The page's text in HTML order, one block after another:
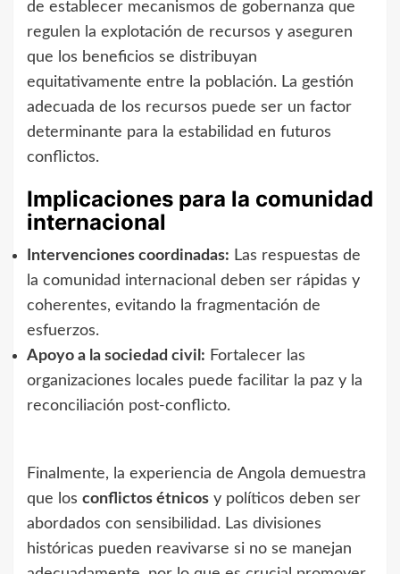
de establecer mecanismos de gobernanza que
regulen la explotación de recursos y aseguren
que los beneficios se distribuyan
equitativamente entre la población. La gestión
adecuada de los recursos puede ser un factor
determinante para la estabilidad en futuros
conflictos.
Implicaciones para la comunidad
internacional
Intervenciones coordinadas: Las respuestas de
la comunidad internacional deben ser rápidas y
coherentes, evitando la fragmentación de
esfuerzos.
Apoyo a la sociedad civil: Fortalecer las
organizaciones locales puede facilitar la paz y la
reconciliación post-conflicto.
Finalmente, la experiencia de Angola demuestra
que los conflictos étnicos y políticos deben ser
abordados con sensibilidad. Las divisiones
históricas pueden reavivarse si no se manejan